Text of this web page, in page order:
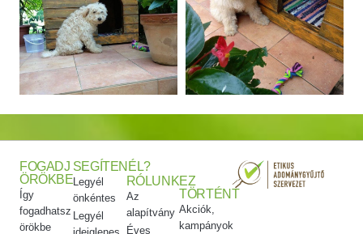
FOGADJ
ÖRÖKBE
Így
fogadhatsz
örökbe
SEGÍTENÉL?
Legyél
önkéntes
Legyél
RÓLUNK
Az
alapítvány
Éves
EZ
TÖRTÉNT
Akciók,
kampányok